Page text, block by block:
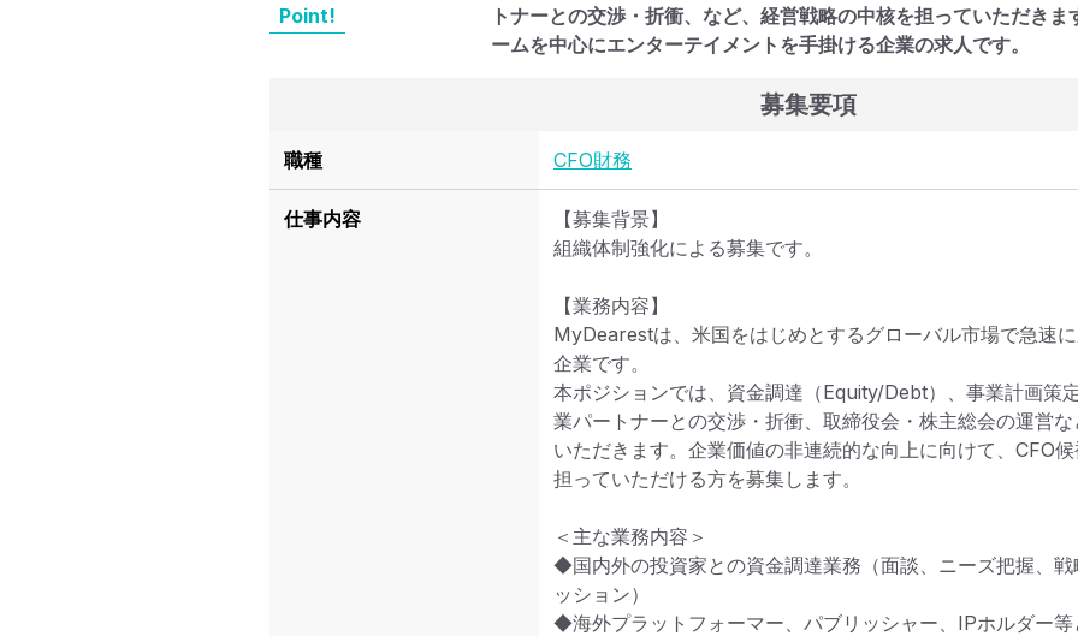
Point!
トナーとの交渉・折衝、など、経営戦略の中核を担っていただき
ームを中心にエンターテイメントを手掛ける企業の求人です。
募集要項
職種 CFO財務
仕事内容
【募集背景】
組織体制強化による募集です。
【業務内容】
MyDearestは、米国をはじめとするグローバル市場で急速
企業です。
本ポジションでは、資金調達（Equity/Debt）、事業計画策
業パートナーとの交渉・折衝、取締役会・株主総会の運営
いただきます。企業価値の非連続的な向上に向けて、CFO
担っていただける方を募集します。
＜主な業務内容＞
◆国内外の投資家との資金調達業務（面談、ニーズ把握、
ッション）
◆海外プラットフォーマー、パブリッシャー、IPホルダー